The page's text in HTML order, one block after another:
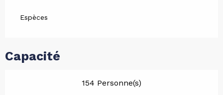
Espèces
Capacité
154 Personne(s)